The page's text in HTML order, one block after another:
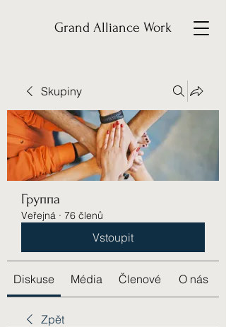
Grand Alliance Work
Skupiny
Группа
Veřejná · 76 členů
Vstoupit
Diskuse Média Členové O nás
Zpět